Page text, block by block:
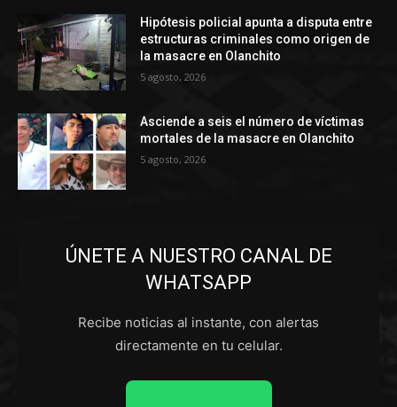
Hipótesis policial apunta a disputa entre
estructuras criminales como origen de
la masacre en Olanchito
5 agosto, 2026
Asciende a seis el número de víctimas
mortales de la masacre en Olanchito
5 agosto, 2026
ÚNETE A NUESTRO CANAL DE
WHATSAPP
Recibe noticias al instante, con alertas
directamente en tu celular.